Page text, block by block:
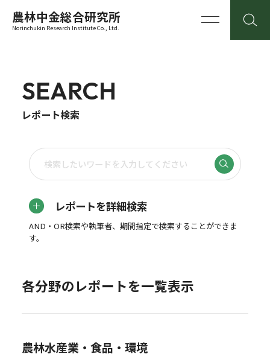
農林中金総合研究所
Norinchukin Research Institute Co., Ltd.
SEARCH
レポート検索
レポートを詳細検索
AND・OR検索や執筆者、期間指定で検索することができま
す。
各分野のレポートを一覧表示
農林水産業・食品・環境